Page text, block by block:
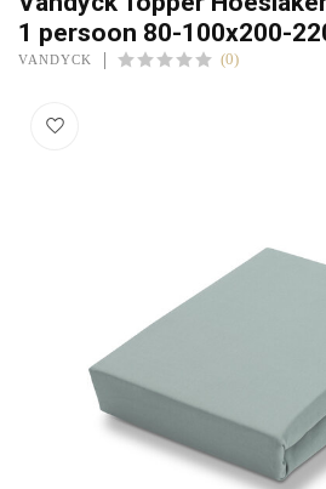
1 persoon 80-100x200-
VANDYCK (0)